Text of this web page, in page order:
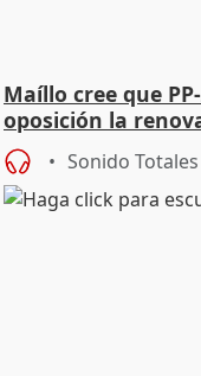
Maíllo cree que
oposición la
Defensor
Sonido Totales